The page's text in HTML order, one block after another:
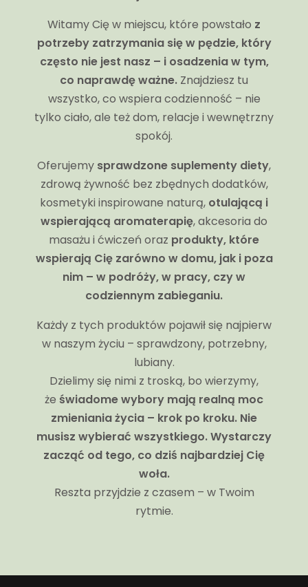
Witamy Cię w miejscu, które powstało z
potrzeby zatrzymania się w pędzie, który
często nie jest nasz – i osadzenia w tym,
co naprawdę ważne. Znajdziesz tu
wszystko, co wspiera codzienność – nie
tylko ciało, ale też dom, relacje i wewnętrzny
spokój.
Oferujemy sprawdzone suplementy diety,
zdrową żywność bez zbędnych dodatków,
kosmetyki inspirowane naturą, otulającą i
wspierającą aromaterapię, akcesoria do
masażu i ćwiczeń oraz produkty, które
wspierają Cię zarówno w domu, jak i poza
nim – w podróży, w pracy, czy w
codziennym zabieganiu.
Każdy z tych produktów pojawił się najpierw
w naszym życiu – sprawdzony, potrzebny,
lubiany.
Dzielimy się nimi z troską, bo wierzymy,
że świadome wybory mają realną moc
zmieniania życia – krok po kroku. Nie
musisz wybierać wszystkiego. Wystarczy
zacząć od tego, co dziś najbardziej Cię
woła.
Reszta przyjdzie z czasem – w Twoim
rytmie.